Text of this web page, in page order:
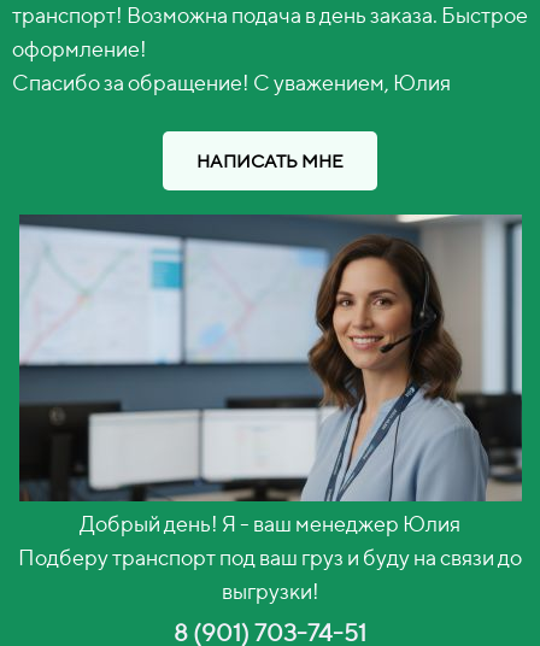
транспорт! Возможна подача в день заказа. Быстрое
оформление!
Спасибо за обращение! С уважением, Юлия
НАПИСАТЬ МНЕ
Добрый день! Я - ваш менеджер Юлия
Подберу транспорт под ваш груз и буду на связи до
выгрузки!
8 (901) 703-74-51